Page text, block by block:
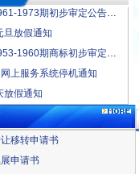
科亮代理第1961-1973期初步审定公告名录
旦放假通知
科亮代理第1953-1960期商标初步审定公告名录
上服务系统停机通知
放假通知
移转申请书
申请书